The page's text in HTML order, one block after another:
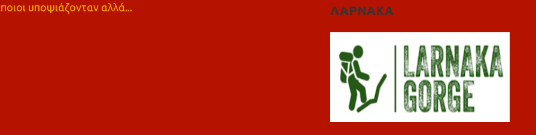
υποψιάζονταν αλλά...
ΛΑΡΝΑΚΑ